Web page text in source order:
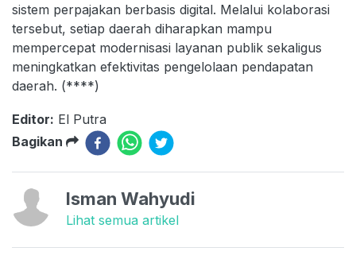
sistem perpajakan berbasis digital. Melalui kolaborasi
tersebut, setiap daerah diharapkan mampu
mempercepat modernisasi layanan publik sekaligus
meningkatkan efektivitas pengelolaan pendapatan
daerah. (****)
Editor: El Putra
Bagikan
Isman Wahyudi
Lihat semua artikel